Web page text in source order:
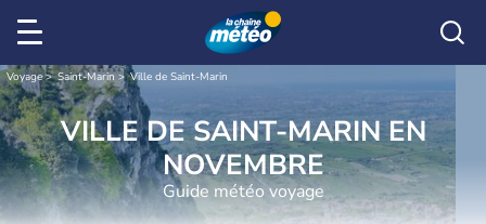
Voyage Saint-Marin Ville de Saint-Marin
VILLE DE SAINT-MARIN EN
NOVEMBRE
Guide météo voyage